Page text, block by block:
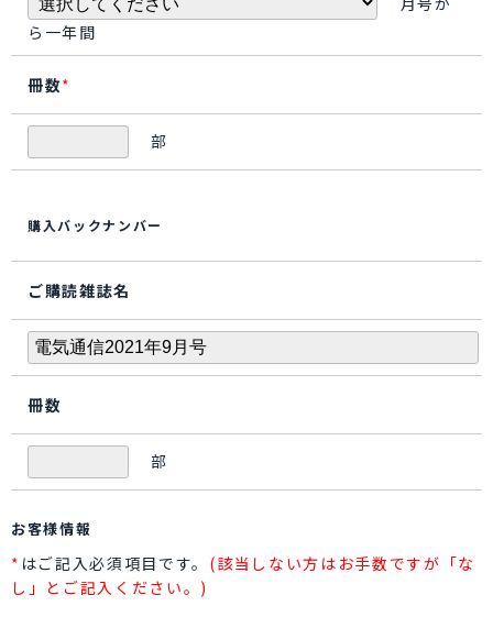
ら一年間
冊数*
部
購入バックナンバー
ご購読雑誌名
冊数
部
お客様情報
* はご記入必須項目です。 (該当しない方はお手数ですが「な
し」とご記入ください。)